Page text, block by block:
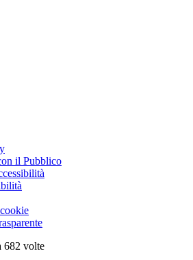
il Pubblico
682 volte